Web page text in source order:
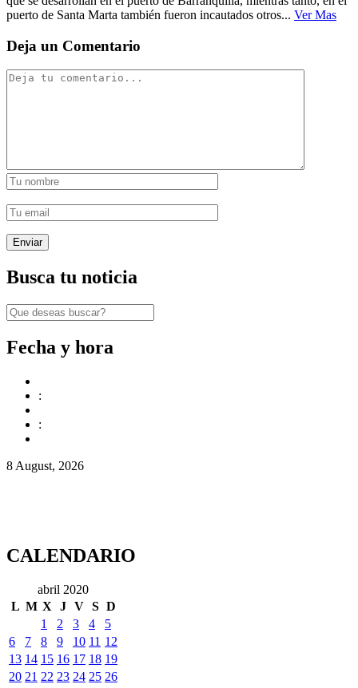
puerto de Santa Marta también fueron incautados otros... Ver Mas
Deja un Comentario
Busca tu noticia
Fecha y hora
:
:
8 August, 2026
CALENDARIO
abril 2020
L M X J V S D
1
2 3 4
5
6
7 8 9 10 11 12
13 14 15 16 17 18 19
20 21 22 23 24 25 26